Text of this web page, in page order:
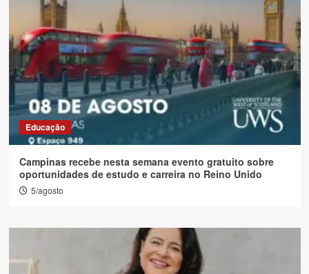
Educação
Campinas recebe nesta semana evento gratuito sobre
oportunidades de estudo e carreira no Reino Unido
5/agosto